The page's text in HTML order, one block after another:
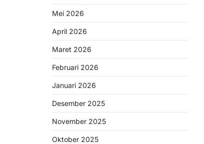
Mei 2026
April 2026
Maret 2026
Februari 2026
Januari 2026
Desember 2025
November 2025
Oktober 2025